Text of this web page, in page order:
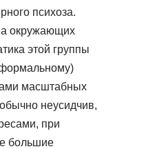
психоза.
окружающих
этой группы
масштабных
неусидчив,
при
большие